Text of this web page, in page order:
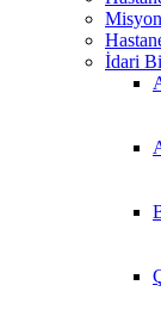
İdari